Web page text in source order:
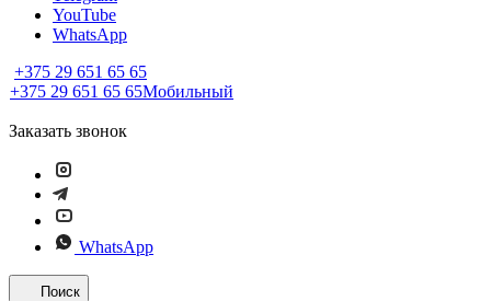
YouTube
WhatsApp
+375 29 651 65 65
+375 29 651 65 65Мобильный
Заказать звонок
WhatsApp
Поиск